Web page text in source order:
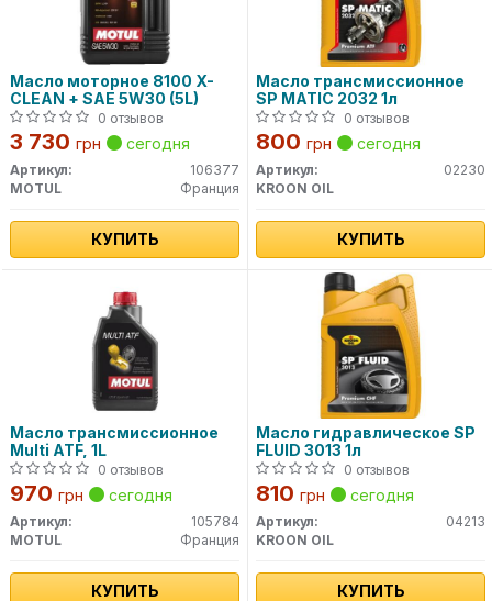
Масло моторное 8100 X-
CLEAN + SAE 5W30 (5L)
0 отзывов
3 730 грн сегодня
Артикул:
106377
MOTUL
Франция
КУПИТЬ
Масло трансмиссионное
SP MATIC 2032 1л
0 отзывов
800 грн сегодня
Артикул:
02230
KROON OIL
КУПИТЬ
Масло трансмиссионное
Multi ATF, 1L
0 отзывов
970 грн сегодня
Артикул:
105784
MOTUL
Франция
КУПИТЬ
Масло гидравлическое SP
FLUID 3013 1л
0 отзывов
810 грн сегодня
Артикул:
04213
KROON OIL
КУПИТЬ